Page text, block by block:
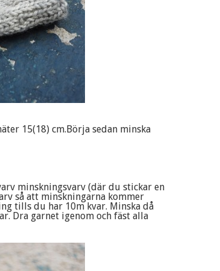
15(18) cm.Börja sedan minska
minskningsvarv (där du stickar en
så att minskningarna kommer
tills du har 10m kvar. Minska då
Dra garnet igenom och fäst alla